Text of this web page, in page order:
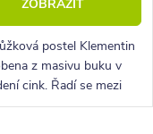
ZOBRAZIT
postel Klementin
z masivu buku v
cink. Řadí se mezi
české výrobky